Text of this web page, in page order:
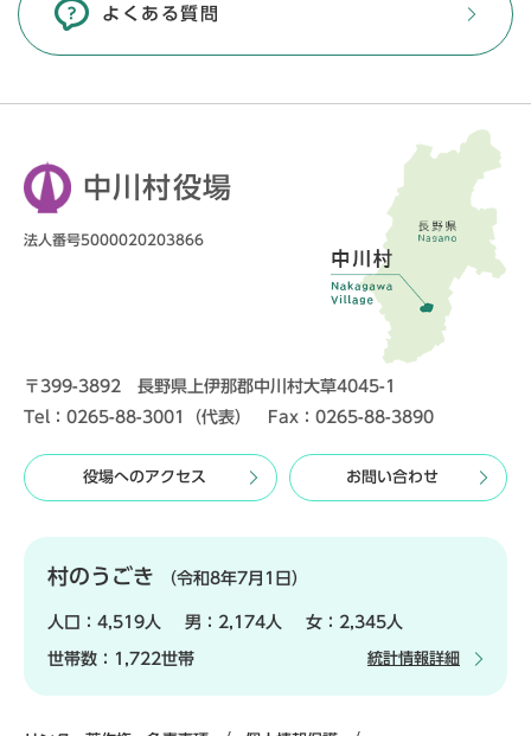
よくある質問
中川村役場
法人番号5000020203866
〒399-3892 長野県上伊那郡中川村大草4045-1
Tel：0265-88-3001（代表） Fax：0265-88-3890
役場へのアクセス お問い合わせ
村のうごき （令和8年7月1日）
人口： 4,519人 男： 2,174人 女： 2,345人
世帯数： 1,722世帯 統計情報詳細